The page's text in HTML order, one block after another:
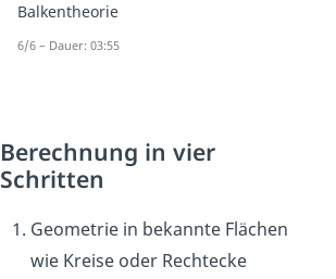
Berechnung in vier
Schritten
Geometrie in bekannte Flächen
wie Kreise oder Rechtecke
Balkentheorie
6/6 – Dauer: 03:55